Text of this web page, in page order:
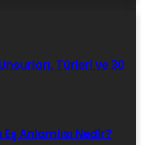
Türleri ve 30
Anlamlısı Nedir?